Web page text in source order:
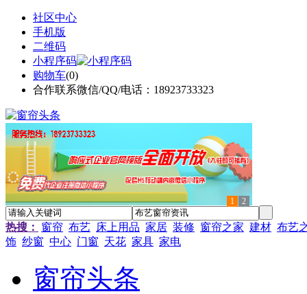
社区中心
手机版
二维码
小程序码
购物车(0)
合作联系微信/QQ/电话：18923733323
1 2
热搜： 窗帘 布艺 床上用品 家居 装修 窗帘之家 建材 布艺
饰 纱窗 中心 门窗 天花 家具 家电
窗帘头条